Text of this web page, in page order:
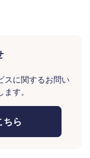
スに関するお問い
す。
ちら